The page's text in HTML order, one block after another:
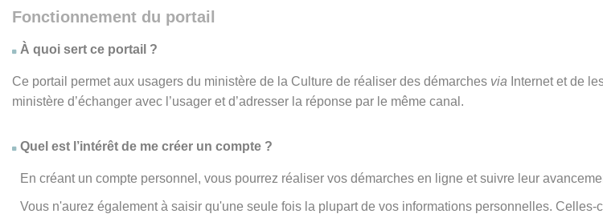
Fonctionnement du portail
À quoi sert ce portail ?
Ce portail permet aux usagers du ministère de la Culture de réaliser des démarches via Internet et de
ministère d’échanger avec l’usager et d’adresser la réponse par le même canal.
Quel est l’intérêt de me créer un compte ?
En créant un compte personnel, vous pourrez réaliser vos démarches en ligne et suivre leur
Vous n'aurez également à saisir qu'une seule fois la plupart de vos informations personnelles.